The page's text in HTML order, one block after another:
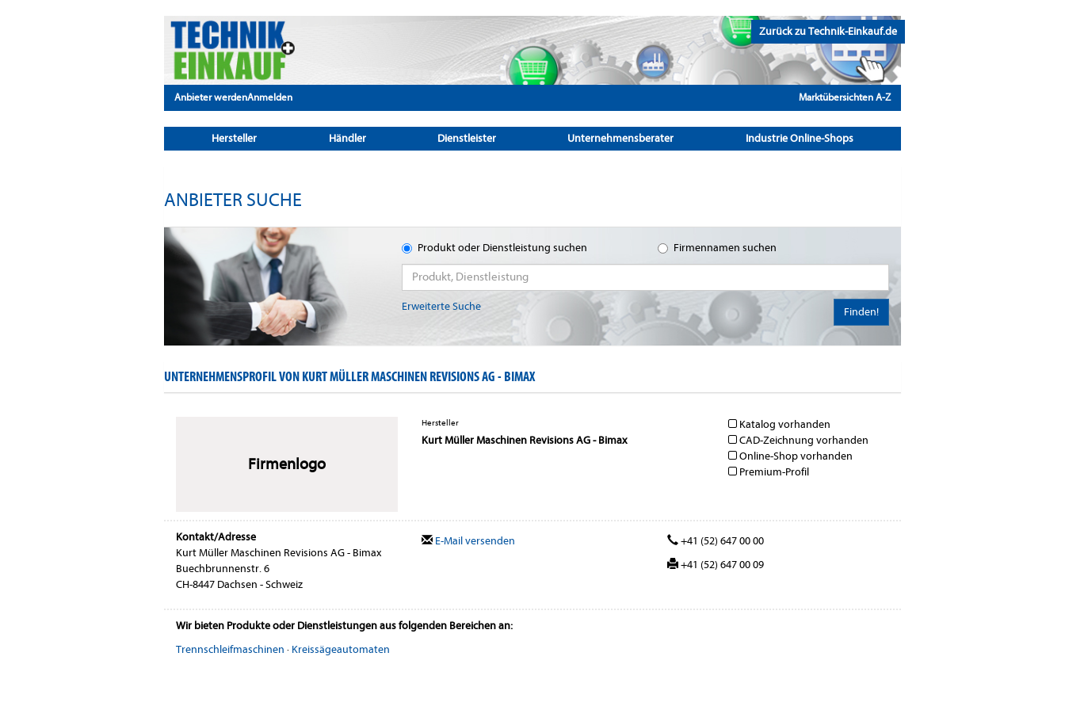
Zurück zu Technik-Einkauf.de
Anbieter werdenAnmelden Marktübersichten A-Z
Hersteller Händler Dienstleister Unternehmensberater Industrie Online-Shops
ANBIETER SUCHE
Produkt oder Dienstleistung suchen Firmennamen suchen
Erweiterte Suche Finden!
UNTERNEHMENSPROFIL VON KURT MÜLLER MASCHINEN REVISIONS AG - BIMAX
Firmenlogo
Hersteller
Kurt Müller Maschinen Revisions AG - Bimax
Katalog vorhanden
CAD-Zeichnung vorhanden
Online-Shop vorhanden
Premium-Profil
Kontakt/Adresse
Kurt Müller Maschinen Revisions AG - Bimax
Buechbrunnenstr. 6
CH-8447 Dachsen - Schweiz
E-Mail versenden
+41 (52) 647 00 00
+41 (52) 647 00 09
Wir bieten Produkte oder Dienstleistungen aus folgenden Bereichen an:
Trennschleifmaschinen · Kreissägeautomaten